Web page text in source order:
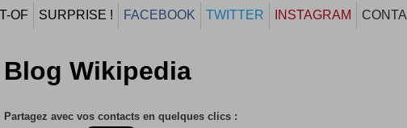
OF SURPRISE ! FACEBOOK TWITTER INSTAGRAM
Blog Wikipedia
Partagez avec vos contacts en quelques clics :